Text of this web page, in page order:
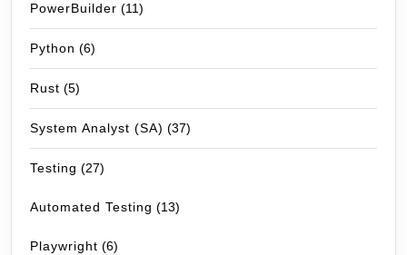
PowerBuilder (11)
Python (6)
Rust (5)
System Analyst (SA) (37)
Testing (27)
Automated Testing (13)
Playwright (6)